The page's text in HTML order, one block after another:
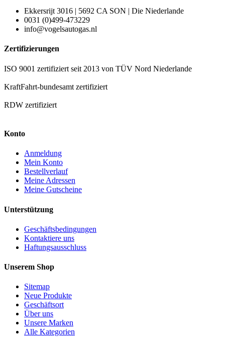
Ekkersrijt 3016 | 5692 CA SON | Die Niederlande
0031 (0)499-473229
info@vogelsautogas.nl
Zertifizierungen
ISO 9001 zertifiziert seit 2013 von TÜV Nord Niederlande
KraftFahrt-bundesamt zertifiziert
RDW zertifiziert
Konto
Anmeldung
Mein Konto
Bestellverlauf
Meine Adressen
Meine Gutscheine
Unterstützung
Geschäftsbedingungen
Kontaktiere uns
Haftungsausschluss
Unserem Shop
Sitemap
Neue Produkte
Geschäftsort
Über uns
Unsere Marken
Alle Kategorien